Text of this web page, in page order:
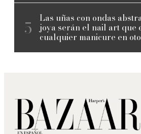
Las uñas con ondas
joya serán el nail art que
cualquier manicure en